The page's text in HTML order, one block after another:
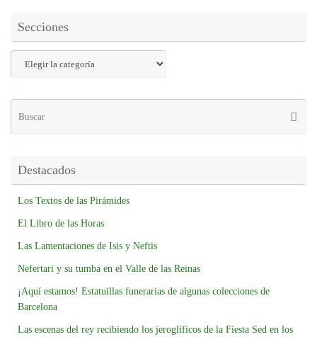
Secciones
Destacados
Los Textos de las Pirámides
El Libro de las Horas
Las Lamentaciones de Isis y Neftis
Nefertari y su tumba en el Valle de las Reinas
¡Aquí estamos! Estatuillas funerarias de algunas colecciones de
Barcelona
Las escenas del rey recibiendo los jeroglíficos de la Fiesta Sed en los